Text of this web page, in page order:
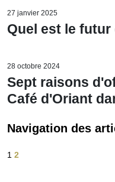
27 janvier 2025
Quel est le
28 octobre 2024
Sept raisons
Café d'Oriant
Navigation des
1 2